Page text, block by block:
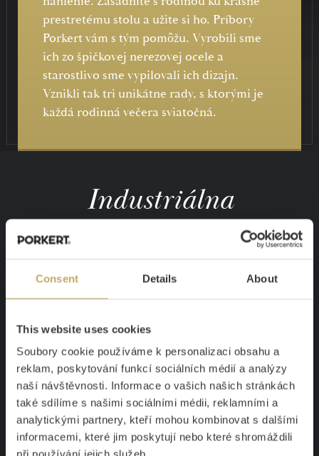
Consent Details About
This website uses cookies
Soubory cookie používáme k personalizaci obsahu a
reklam, poskytování funkcí sociálních médií a analýzy
naší návštěvnosti. Informace o vašich našich stránkách
také sdílíme s našimi sociálními médii, reklamními a
analytickými partnery, kteří mohou kombinovat s dalšími
informacemi, které jim poskytují nebo které shromáždili
prestretému stolu a užite si ho. Príbory
Porkert vám s tým pomôžu. Vyrobili sme
ich zo špičkovej nerezovej ocele a
starostlivo sme vypilovali ich dizajn.
Vznikli tak tri unikátne rady, s ktorými je
každá rodinná večera sviatočná.
Industriálna
KRÁSA JE V ČISTOTE
Prečo by mali byť vaše príbory iné?
Prestrite k rodinnej večeri s príbormi Eva, ktoré sme
navrhli pre milovníkov čistých línií a geometrických
tvarov.